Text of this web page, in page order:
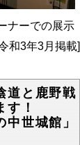
ナーでの展示
和3年3月掲載]
道と鹿野戦
す！
世城館」